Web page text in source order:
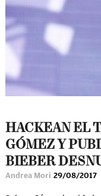
HACKEAN EL
GÓMEZ Y
BIEBER
Andrea Mori 29/08/2017